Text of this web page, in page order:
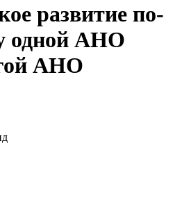
развитие по-
одной АНО
АНО